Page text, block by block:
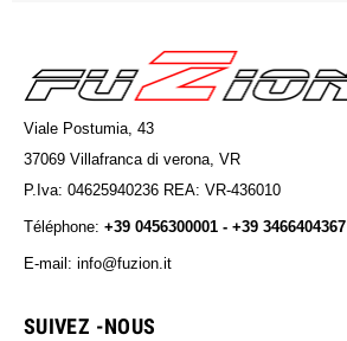
Viale Postumia, 43
37069 Villafranca di verona, VR
P.Iva: 04625940236 REA: VR-436010
Téléphone: +39 0456300001 - +39 3466404367
E-mail: info@fuzion.it
SUIVEZ -NOUS